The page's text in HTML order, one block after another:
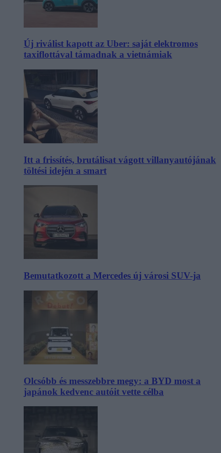
Új riválist kapott az Uber: saját elektromos
taxiflottával támadnak a vietnámiak
Itt a frissítés, brutálisat vágott villanyautójának
töltési idején a smart
Bemutatkozott a Mercedes új városi SUV-ja
Olcsóbb és messzebbre megy: a BYD most a
japánok kedvenc autóit vette célba